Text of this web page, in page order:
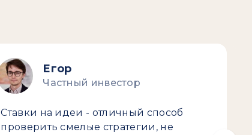
Егор
Частный инвестор
Ставки на идеи - отличный способ
проверить смелые стратегии, не